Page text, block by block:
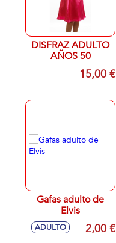
DISFRAZ ADULTO
AÑOS 50
15,00 €
Gafas adulto de
Elvis
ADULTO 2,00 €